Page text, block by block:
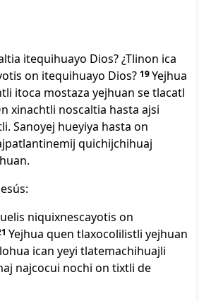
itequihuayo Dios? ¿Tlinon ica
on itequihuayo Dios? 19Yejhua
itoca mostaza yejhuan se tlacatl
xinachtli noscaltia hasta ajsi
Sanoyej hueyiya hasta on
quichijchihuaj
niquixnescayotis on
Yejhua quen tlaxocolilistli yejhuan
ican yeyi tlatemachihuajli
najcocui nochi on tixtli de